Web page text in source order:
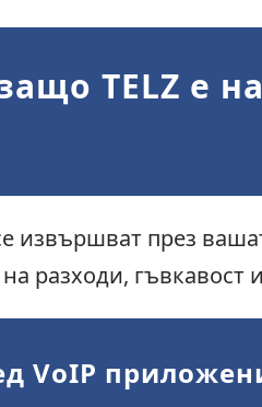
TELZ е
извършват през
разходи, гъвкавост
VoIP